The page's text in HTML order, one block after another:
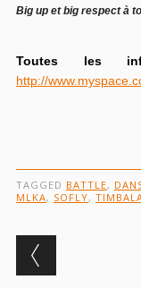
Big up et big respect à
Toutes les
http://
TAGGED BATTLE,
MLKA, SOFLY,
Post